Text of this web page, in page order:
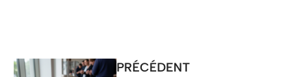
PRÉCÉDENT